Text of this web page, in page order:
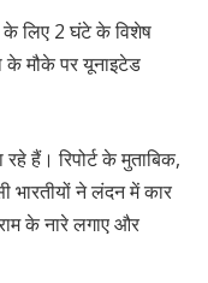
लिए 2 घंटे के विशेष
के मौके पर यूनाइटेड
हैं। रिपोर्ट के मुताबिक,
भारतीयों ने लंदन में कार
के नारे लगाए और